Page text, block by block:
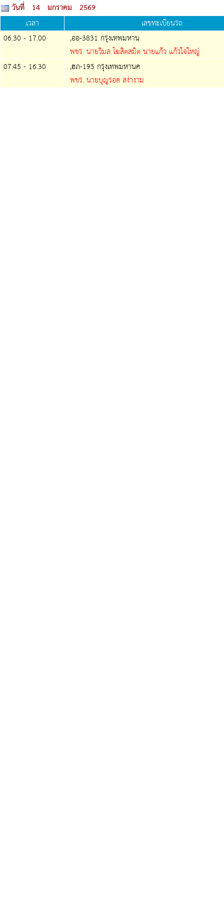
วันที่ 14 มกราคม 2569
เวลา
เลขทะเบียนรถ
06.30 - 17.00
,ออ-3831 กรุงเทพมหาน
พขร. นายวิมล โฆสิตสมิต นายแก้ว แก้วใจใหญ่
07.45 - 16.30
,ฮภ-195 กรุงเทพมหานค
พขร. นายบุญรอด สง่างาม